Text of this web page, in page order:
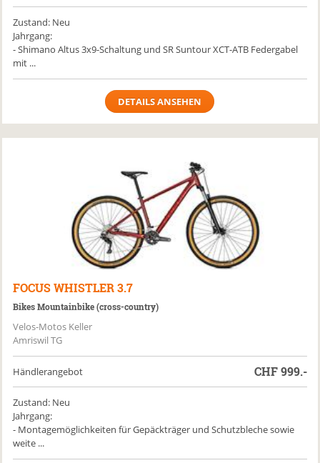
Zustand: Neu
Jahrgang:
- Shimano Altus 3x9-Schaltung und SR Suntour XCT-ATB Federgabel
mit ...
DETAILS ANSEHEN
FOCUS WHISTLER 3.7
Bikes Mountainbike (cross-country)
Velos-Motos Keller
Amriswil TG
Händlerangebot CHF999.-
Zustand: Neu
Jahrgang:
- Montagemöglichkeiten für Gepäckträger und Schutzbleche sowie
weite ...